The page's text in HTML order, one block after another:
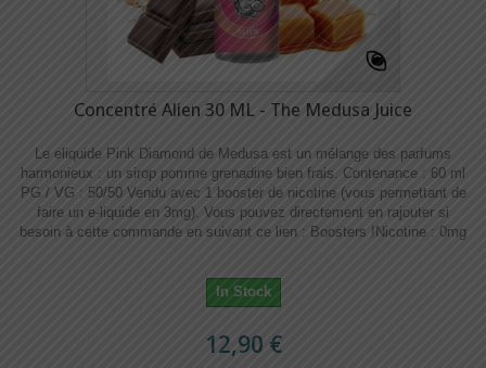
Concentré Alien 30 ML - The Medusa Juice
Le eliquide Pink Diamond de Medusa est un mélange des parfums
harmonieux : un sirop pomme grenadine bien frais. Contenance : 60 ml
PG / VG : 50/50 Vendu avec 1 booster de nicotine (vous permettant de
faire un e-liquide en 3mg). Vous pouvez directement en rajouter si
besoin à cette commande en suivant ce lien : Boosters !​​ Nicotine : 0mg
In Stock
12,90 €